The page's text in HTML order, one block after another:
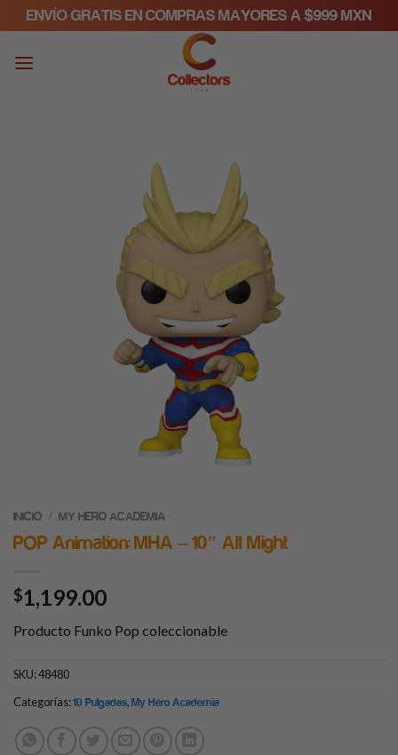
to
content
ENVÍO GRATIS EN COMPRAS MAYORES A $999 MXN
INICIO / MY HERO ACADEMIA
POP Animation: MHA – 10″ All Might
$1,199.00
Producto Funko Pop coleccionable
SKU:48480
Categorías:10 Pulgadas, My Hero Academia